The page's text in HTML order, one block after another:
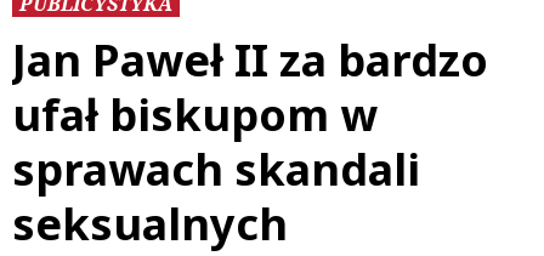
Jan Paweł II za bardzo
ufał biskupom w
sprawach skandali
seksualnych